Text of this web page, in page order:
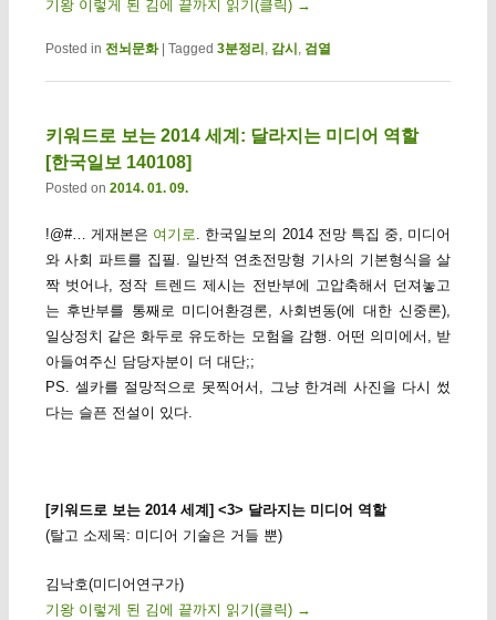
기왕 이렇게 된 김에 끝까지 읽기(클릭) →
Posted in 전뇌문화 Tagged 3분정리 , 감시 , 검열
키워드로 보는 2014 세계: 달라지는 미디어 역할
[한국일보 140108]
Posted on 2014. 01. 09.
!@#… 게재본은 여기로
. 한국일보의 2014 전망 특집 중, 미디어
와 사회 파트를 집필. 일반적 연초전망형 기사의 기본형식을 살
짝 벗어나, 정작 트렌드 제시는 전반부에 고압축해서 던져놓고
는 후반부를 통째로 미디어환경론, 사회변동(에 대한 신중론),
일상정치 같은 화두로 유도하는 모험을 감행. 어떤 의미에서, 받
아들여주신 담당자분이 더 대단;;
PS. 셀카를 절망적으로 못찍어서, 그냥 한겨레 사진을 다시 썼
다는 슬픈 전설이 있다.
[키워드로 보는 2014 세계] <3> 달라지는 미디어 역할
(탈고 소제목: 미디어 기술은 거들 뿐)
김낙호(미디어연구가)
기왕 이렇게 된 김에 끝까지 읽기(클릭) →